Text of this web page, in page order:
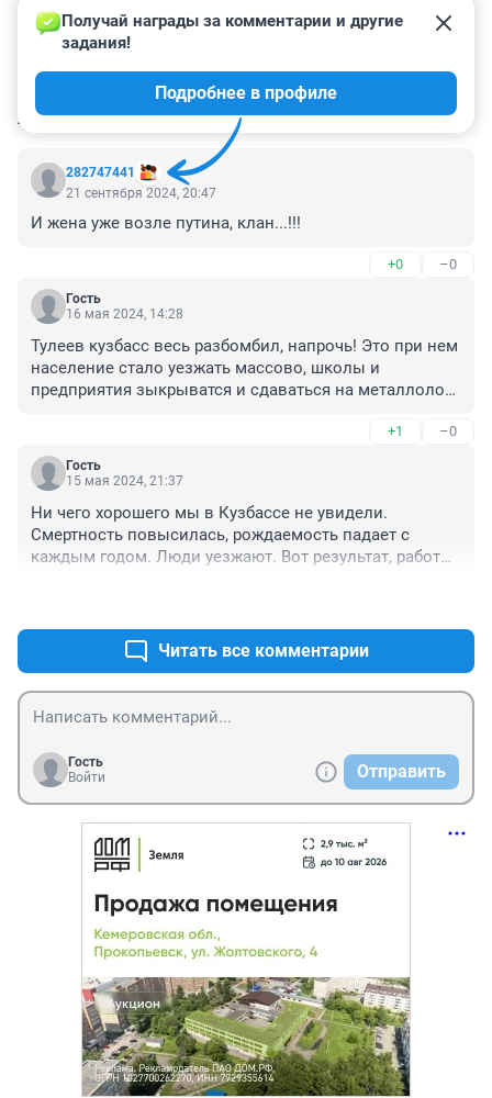
КОММЕНТАРИИ 14
282747441
Получай награды за комментарии и другие
задания!
Подробнее в профиле
21 сентября 2024, 20:47
И жена уже возле путина, клан...!!!
+0 –0
Гость
16 мая 2024, 14:28
Тулеев кузбасс весь разбомбил, напрочь! Это при нем
население стало уезжать массово, школы и
предприятия зыкрыватся и сдаваться на металлолом.
улучшатся, да не всё так как бы нам хотелось,но все
же продвижение в лучшую сторону явно есть! Лично
мне очень жаль что губернатор не дороботал свой
нужном направлении,но будем надеется на лучшее! Я
от себя желаю ему успехов в новой работе, конечно
очень хотелось что бы проекты продвигались
озвученное! Добра, с Богом!
+1 –0
Гость
15 мая 2024, 21:37
Ни чего хорошего мы в Кузбассе не увидели.
Смертность повысилась, рождаемость падает с
каждым годом. Люди уезжают. Вот результат, работы
Читать все комментарии
Гость
Войти
Отправить